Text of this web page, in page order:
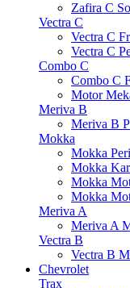
Zafira C
Vectra C
Vectra C
Vectra C
Combo C
Combo C
Motor
Meriva B
Meriva B
Mokka
Mokka
Mokka
Mokka
Mokka
Meriva A
Meriva A
Vectra B
Vectra B
Chevrolet
Trax